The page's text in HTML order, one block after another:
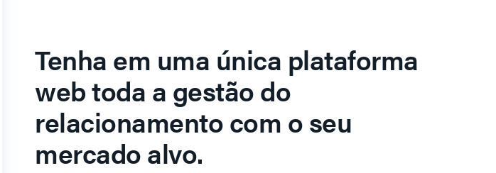
Tenha em uma única plataforma
web toda a gestão do
relacionamento com o seu
mercado alvo.